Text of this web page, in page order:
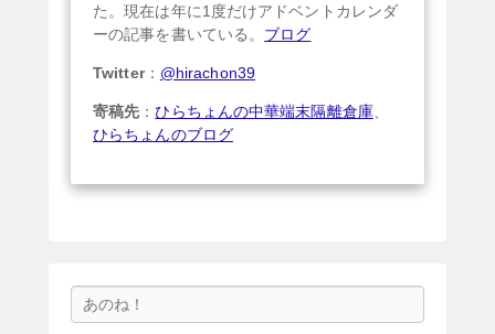
た。現在は年に1度だけアドベントカレンダ
ーの記事を書いている。 ブログ
Twitter： @hirachon39
寄稿先 ：ひらちょんの中華端末隔離倉庫、
ひらちょんのブログ
索